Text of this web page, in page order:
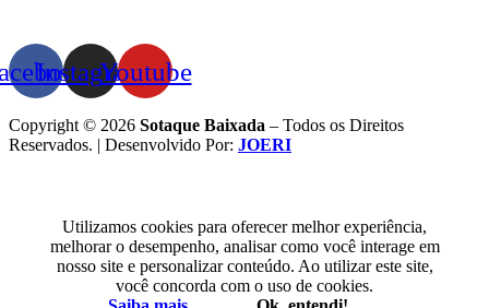
InstagramYoutube
Copyright © 2026 Sotaque Baixada – Todos os Direitos
Reservados. | Desenvolvido Por: JOERI
Utilizamos cookies para oferecer melhor experiência,
melhorar o desempenho, analisar como você interage em
nosso site e personalizar conteúdo. Ao utilizar este site,
você concorda com o uso de cookies.